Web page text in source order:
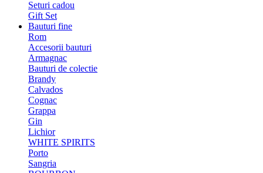
Seturi cadou
Gift Set
Bauturi fine
Rom
Accesorii bauturi
Armagnac
Bauturi de colectie
Brandy
Calvados
Cognac
Grappa
Gin
Lichior
WHITE SPIRITS
Porto
Sangria